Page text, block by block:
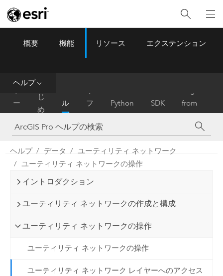
ArcGIS Pro Menu
概要 機能 リソース エクステンション
ヘルプ
ー
ム
は
じ
め
に
ル
プ
フ
ァ
レ
ン
Python SDK
from
ArcMap
ヘルプ データ
ユーティリティ ネットワーク
ユーティリティ ネットワークの操作
イントロダクション
ユーティリティ ネットワークの作成と構成
ユーティリティ ネットワークの操作
ユーティリティ ネットワークの操作
ユーティリティ ネットワーク レイヤーへのアクセス